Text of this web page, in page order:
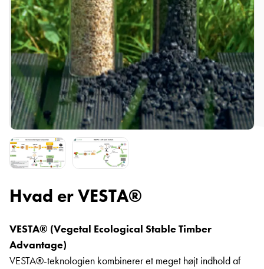
Hvad er VESTA®
VESTA® (Vegetal Ecological Stable Timber
Advantage)
VESTA®-teknologien kombinerer et meget højt indhold af